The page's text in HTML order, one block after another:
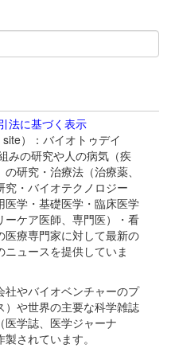
法に基づく表示
）：バイオトゥデイ
みの研究や人の病気（疾
研究・治療法（治療薬、
究・バイオテクノロジー
医学・基礎医学・臨床医学
ケア医師、専門医）・看
療専門家に対して最新の
ュースを提供していま
社やバイオベンチャーのプ
）や世界の主要な科学雑誌
医学誌、医学ジャーナ
されています。